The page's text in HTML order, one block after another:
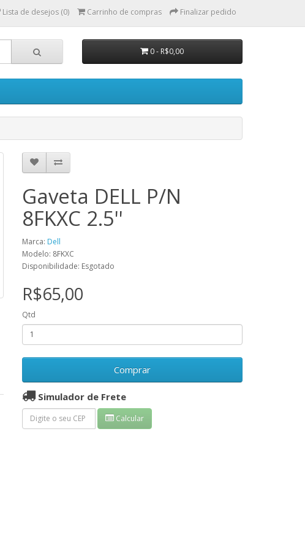
Lista de desejos (0) Carrinho de compras Finalizar pedido
0 - R$0,00
Gaveta DELL P/N
8FKXC 2.5''
Marca: Dell
Modelo: 8FKXC
Disponibilidade: Esgotado
R$65,00
Qtd
Comprar
Simulador de Frete
Calcular